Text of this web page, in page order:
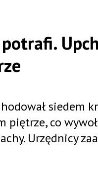
siedem
piętrze, co
Urzędnicy